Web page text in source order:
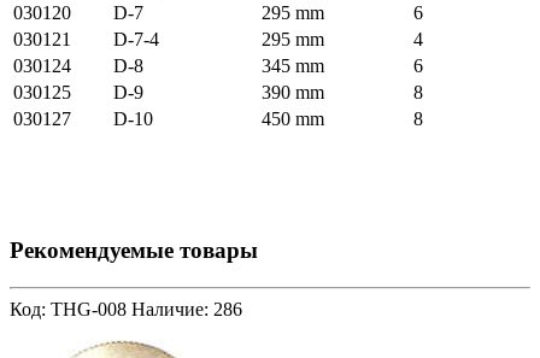
030120
D-7 295 mm
6
030121
D-7-4 295 mm
4
030124
D-8 345 mm
6
030125
D-9 390 mm
8
030127
D-10 450 mm 8
Рекомендуемые товары
Код: THG-008 Наличие: 286